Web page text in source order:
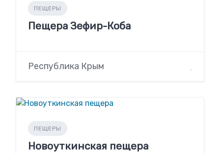
ПЕЩЕРЫ
Пещера Зефир-Коба
Республика Крым
ПЕЩЕРЫ
Новоуткинская пещера